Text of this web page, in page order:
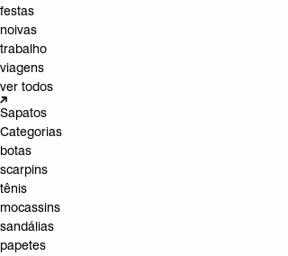
festas
noivas
trabalho
viagens
ver todos
Sapatos
Categorias
botas
scarpins
tênis
mocassins
sandálias
papetes